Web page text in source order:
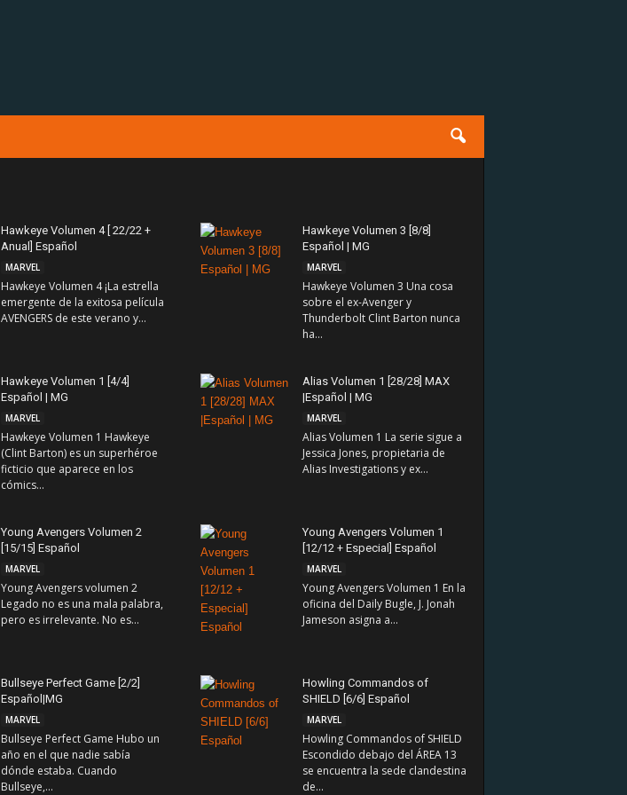
Hawkeye Volumen 4 [ 22/22 +
Anual] Español
MARVEL
Hawkeye Volumen 4 ¡La estrella
emergente de la exitosa película
AVENGERS de este verano y...
Hawkeye Volumen 3 [8/8]
Español | MG
MARVEL
Hawkeye Volumen 3 Una cosa
sobre el ex-Avenger y
Thunderbolt Clint Barton nunca
ha...
Hawkeye Volumen 1 [4/4]
Español | MG
MARVEL
Hawkeye Volumen 1 Hawkeye
(Clint Barton) es un superhéroe
ficticio que aparece en los
cómics...
Alias Volumen 1 [28/28] MAX
|Español | MG
MARVEL
Alias Volumen 1 La serie sigue a
Jessica Jones, propietaria de
Alias Investigations y ex...
Young Avengers Volumen 2
[15/15] Español
MARVEL
Young Avengers volumen 2
Legado no es una mala palabra,
pero es irrelevante. No es...
Young Avengers Volumen 1
[12/12 + Especial] Español
MARVEL
Young Avengers Volumen 1 En la
oficina del Daily Bugle, J. Jonah
Jameson asigna a...
Bullseye Perfect Game [2/2]
Español|MG
MARVEL
Bullseye Perfect Game Hubo un
año en el que nadie sabía
dónde estaba. Cuando
Bullseye,...
Howling Commandos of
SHIELD [6/6] Español
MARVEL
Howling Commandos of SHIELD
Escondido debajo del ÁREA 13
se encuentra la sede clandestina
de...